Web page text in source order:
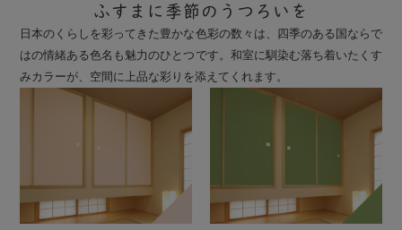
ふすまに季節のうつろいを
日本のくらしを彩ってきた豊かな色彩の数々は、四季のある国ならで
はの情緒ある色名も魅力のひとつです。和室に馴染む落ち着いたくす
みカラーが、空間に上品な彩りを添えてくれます。